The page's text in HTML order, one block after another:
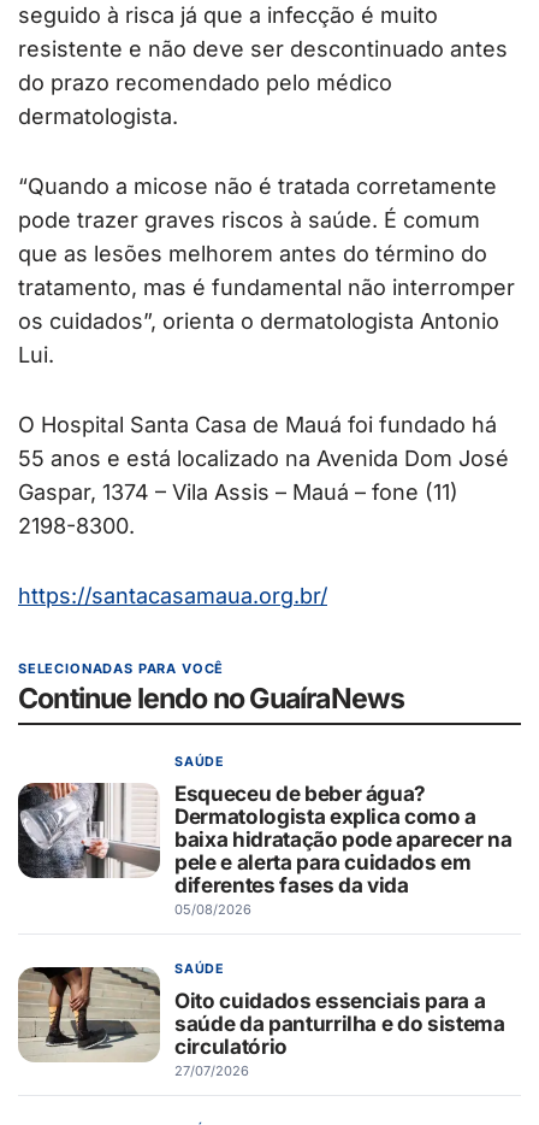
seguido à risca já que a infecção é muito
resistente e não deve ser descontinuado antes
do prazo recomendado pelo médico
dermatologista.
“Quando a micose não é tratada corretamente
pode trazer graves riscos à saúde. É comum
que as lesões melhorem antes do término do
tratamento, mas é fundamental não interromper
os cuidados”, orienta o dermatologista Antonio
Lui.
O Hospital Santa Casa de Mauá foi fundado há
55 anos e está localizado na Avenida Dom José
Gaspar, 1374 – Vila Assis – Mauá – fone (11)
2198-8300.
https://santacasamaua.org.br/
SELECIONADAS PARA VOCÊ
Continue lendo no GuaíraNews
SAÚDE
Esqueceu de beber água?
Dermatologista explica como a
baixa hidratação pode aparecer na
pele e alerta para cuidados em
diferentes fases da vida
05/08/2026
SAÚDE
Oito cuidados essenciais para a
saúde da panturrilha e do sistema
circulatório
27/07/2026